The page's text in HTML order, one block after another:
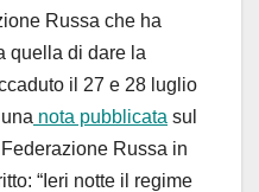
Russa che ha
quella di dare la
il 27 e 28 luglio
nota pubblicata sul
Russa in
“Ieri notte il regime